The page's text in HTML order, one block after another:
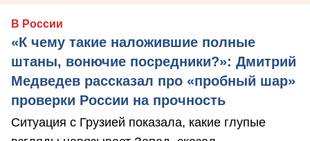
В России
«К чему такие наложившие полные
штаны, вонючие посредники?»: Дмитрий
Медведев рассказал про «пробный шар»
проверки России на прочность
Ситуация с Грузией показала, какие глупые